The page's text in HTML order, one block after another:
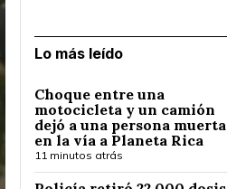
Lo más leído
Choque entre una
motocicleta y un camión
dejó a una persona muerta
en la vía a Planeta Rica
11 minutos atrás